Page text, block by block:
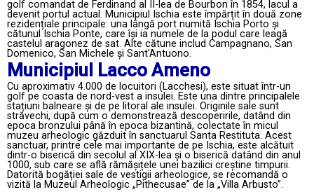
golf comandat de Ferdinand al II-lea de Bourbon în 1854, lacul a
devenit portul actual. Municipiul Ischia este împărțit în două zone
rezidențiale principale: una lângă port numită Ischia Porto și
cătunul Ischia Ponte, care își ia numele de la podul care leagă
castelul aragonez de sat. Alte cătune includ Campagnano, San
Domenico, San Michele și Sant'Antuono.
Municipiul Lacco Ameno
Cu aproximativ 4.000 de locuitori (Lacchesi), este situat într-un
golf pe coasta de nord-vest a insulei. Este una dintre principalele
stațiuni balneare și de pe litoral ale insulei. Originile sale sunt
străvechi, după cum o demonstrează descoperirile, datând din
epoca bronzului până în epoca bizantină, colectate în micul
muzeu arheologic găzduit în sanctuarul Santa Restituta. Acest
sanctuar, printre cele mai importante de pe Ischia, este alcătuit
dintr-o biserică din secolul al XIX-lea și o biserică datând din anul
1000, sub care se află rămășițele unei bazilici creștine timpurii.
Datorită bogăției sale de vestigii arheologice, se recomandă o
vizită la Muzeul Arheologic „Pithecusae” de la „Villa Arbusto”.